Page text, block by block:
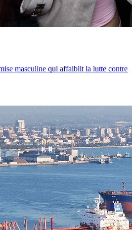
masculine qui affaiblit la lutte contre